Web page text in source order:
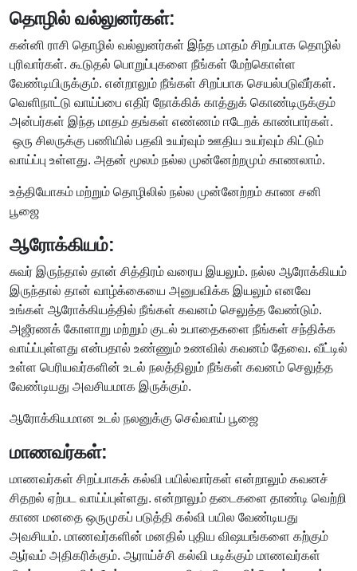
தொழில் வல்லுனர்கள்:
கன்னி ராசி தொழில் வல்லுனர்கள் இந்த மாதம் சிறப்பாக தொழில்
புரிவார்கள். கூடுதல் பொறுப்புகளை நீங்கள் மேற்கொள்ள
வேண்டியிருக்கும். என்றாலும் நீங்கள் சிறப்பாக செயல்படுவீர்கள்.
வெளிநாட்டு வாய்ப்பை எதிர் நோக்கிக் காத்துக் கொண்டிருக்கும்
அன்பர்கள் இந்த மாதம் தங்கள் எண்ணம் ஈடேறக் காண்பார்கள்.
ஒரு சிலருக்கு பணியில் பதவி உயர்வும் ஊதிய உயர்வும் கிட்டும்
வாய்ப்பு உள்ளது. அதன் மூலம் நல்ல முன்னேற்றமும் காணலாம்.
உத்தியோகம் மற்றும் தொழிலில் நல்ல முன்னேற்றம் காண சனி
பூஜை
ஆரோக்கியம்:
சுவர் இருந்தால் தான் சித்திரம் வரைய இயலும். நல்ல ஆரோக்கியம்
இருந்தால் தான் வாழ்க்கையை அனுபவிக்க இயலும் எனவே
உங்கள் ஆரோக்கியத்தில் நீங்கள் கவனம் செலுத்த வேண்டும்.
அஜீரணக் கோளாறு மற்றும் குடல் உபாதைகளை நீங்கள் சந்திக்க
வாய்ப்புள்ளது என்பதால் உண்ணும் உணவில் கவனம் தேவை. வீட்டில்
உள்ள பெரியவர்களின் உடல் நலத்திலும் நீங்கள் கவனம் செலுத்த
வேண்டியது அவசியமாக இருக்கும்.
ஆரோக்கியமான உடல் நலனுக்கு செவ்வாய் பூஜை
மாணவர்கள்:
மாணவர்கள் சிறப்பாகக் கல்வி பயில்வார்கள் என்றாலும் கவனச்
சிதறல் ஏற்பட வாய்ப்புள்ளது. என்றாலும் தடைகளை தாண்டி வெற்றி
காண மனதை ஒருமுகப் படுத்தி கல்வி பயில வேண்டியது
அவசியம். மாணவர்களின் மனதில் புதிய விஷயங்களை கற்கும்
ஆர்வம் அதிகரிக்கும். ஆராய்ச்சி கல்வி படிக்கும் மாணவர்கள்